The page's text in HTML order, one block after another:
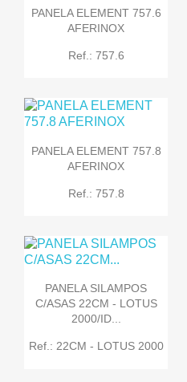
PANELA ELEMENT 757.6
AFERINOX
Ref.: 757.6
PANELA ELEMENT 757.8
AFERINOX
Ref.: 757.8
PANELA SILAMPOS
C/ASAS 22CM - LOTUS
2000/ID...
Ref.: 22CM - LOTUS 2000